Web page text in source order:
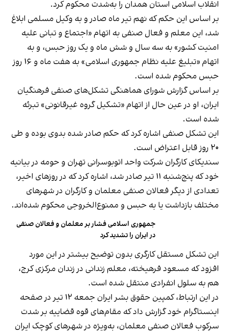
انقلاب اسلامی استان همدان را به‌شدت محکوم کرد.
بر اساس این حکم که نهم تیر ماه صادر و به وکیل مسلمی ابلاغ
شد، این معلم و فعال صنفی به اتهام «اجتماع و تبانی علیه
امنیت کشور» به سه سال و شش ماه و یک روز حبس، و به
اتهام «تبلیغ علیه نظام جمهوری اسلامی» به هفت ماه و ۱۶ روز
حبس محکوم شده است.
بر اساس گزارش شورای هماهنگی تشکل‌های صنفی فرهنگیان
ایران، او در عین حال از اتهام «تشکیل گروه غیرقانونی» تبرئه
شده است.
این تشکل صنفی اشاره کرد که حکم صادر شده بدوی بوده و طی
۲۰ روز قابل اعتراض است.
سندیکای کارگران شرکت واحد اتوبوسرانی تهران و حومه در بیانیه
خود که پنج‌شنبه ۱۱ تیر صادر شد، اشاره کرد که در روزهای اخیر،
تعدادی از دیگر فعالان صنفی معلمان و‌ کارگران در شهرهای
مختلف بازداشت یا به حبس و ممنوع‌الخروجی محکوم شده‌اند.
جمهوری اسلامی فشار بر معلمان و فعالان صنفی
در ایران را تشدید کرد
این تشکل مستقل کارگری بدون توضیح بیشتر در این مورد
افزود که مسعود فرهیخته، معلم زندانی در زندان مرکزی کرج،
هم به سلول انفرادی منتقل شده است.
در این ارتباط، کمپین حقوق بشر ایران جمعه ۱۲ تیر در صفحه
اینستاگرام خود گزارش داد که مقام‌های قوه قضاییه بر شدت
سرکوب فعالان صنفی معلمان، به‌ویژه در شهرهای کوچک ایران